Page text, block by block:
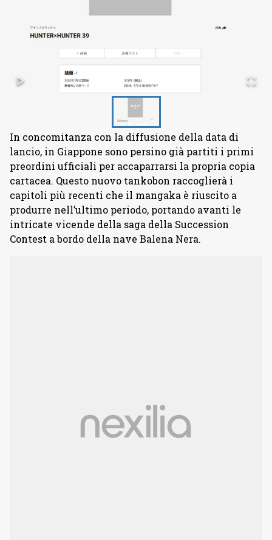
In concomitanza con la diffusione della data di
lancio, in Giappone sono persino già partiti i primi
preordini ufficiali per accaparrarsi la propria copia
cartacea. Questo nuovo tankobon raccoglierà i
capitoli più recenti che il mangaka è riuscito a
produrre nell’ultimo periodo, portando avanti le
intricate vicende della saga della Succession
Contest a bordo della nave Balena Nera.